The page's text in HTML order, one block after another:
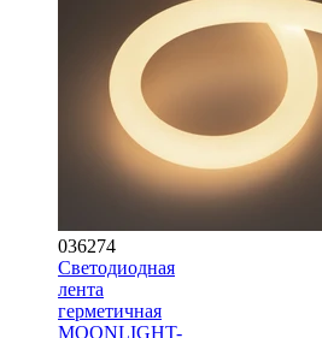
036274
Светодиодная
лента
герметичная
MOONLIGHT-